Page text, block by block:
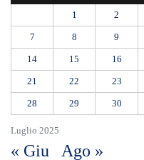
Luglio 2025
1 2
7 8 9
14 15 16
21 22 23
28 29 30
« Giu Ago »